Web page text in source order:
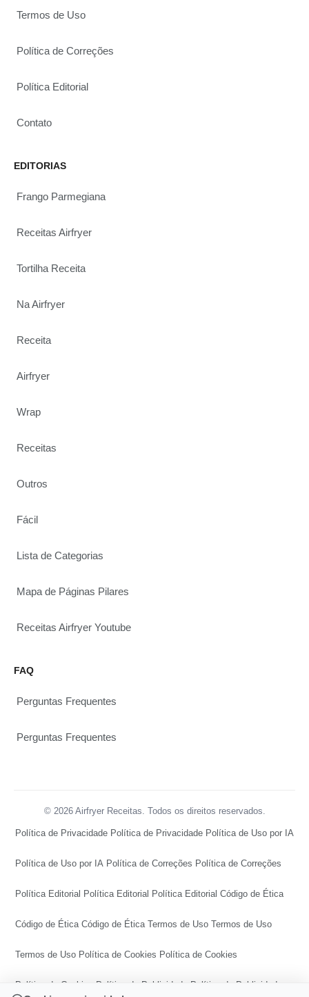
Termos de Uso
Política de Correções
Política Editorial
Contato
EDITORIAS
Frango Parmegiana
Receitas Airfryer
Tortilha Receita
Na Airfryer
Receita
Airfryer
Wrap
Receitas
Outros
Fácil
Lista de Categorias
Mapa de Páginas Pilares
Receitas Airfryer Youtube
FAQ
Perguntas Frequentes
Perguntas Frequentes
© 2026 Airfryer Receitas. Todos os direitos reservados.
Política de Privacidade Política de Privacidade Política de Uso por IA
Política de Uso por IA Política de Correções Política de Correções
Política Editorial Política Editorial Política Editorial Código de Ética
Código de Ética Código de Ética Termos de Uso Termos de Uso
Termos de Uso Política de Cookies Política de Cookies
Política de Cookies Política de Publicidade Política de Publicidade